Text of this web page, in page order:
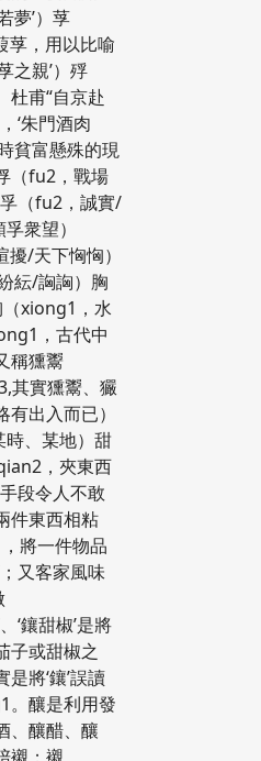
夢’）莩
莩，用以比喻
之親’）殍
杜甫“自京赴
‘朱門酒肉
貧富懸殊的現
（fu2，戰場
（fu2，誠實/
衆望）
/天下恟恟）
紜/詾詾）胸
（xiong1，水
，古代中
稱獯鬻
其實獯鬻、玁
出入而已）
時、某地）甜
，夾東西
段令人不敢
件東西相粘
將一件物品
又客家風味
‘鑲甜椒’是將
子或甜椒之
將‘鑲’誤讀
。釀是利用發
、釀醋、釀